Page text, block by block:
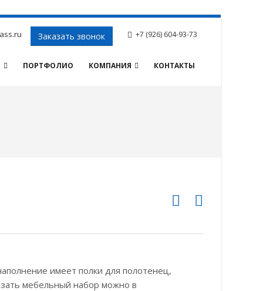
Заказать звонок +7 (926) 604-93-73
ПОРТФОЛИО КОМПАНИЯ КОНТАКТЫ
имеет полки для полотенец,
мебельный набор можно в